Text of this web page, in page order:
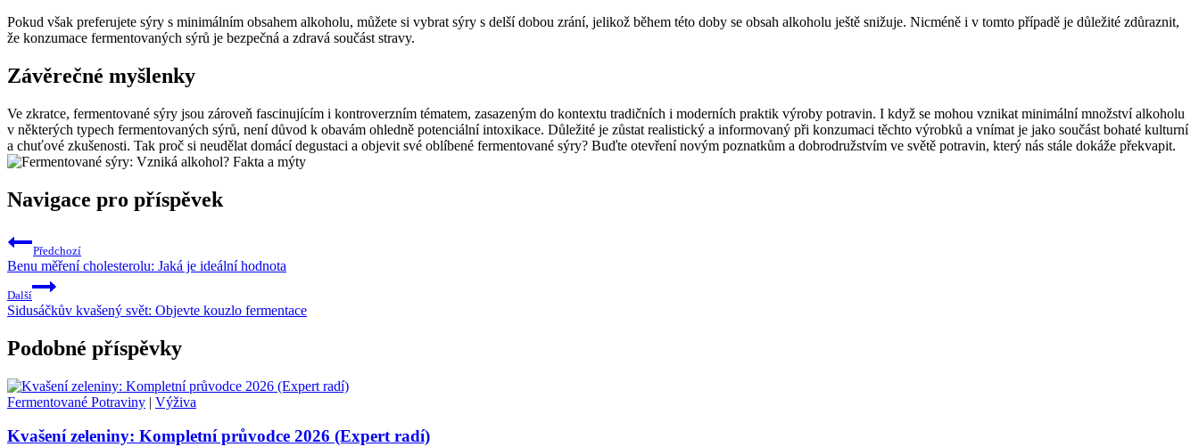
Pokud však preferujete sýry s minimálním obsahem alkoholu, můžete si vybrat sýry s delší dobou zrání, jelikož během této doby se obsah alkoholu ještě snižuje. Nicméně i v tomto případě je důležité zdůraznit,
že konzumace fermentovaných sýrů je bezpečná a zdravá součást stravy.
Závěrečné myšlenky
Ve zkratce, fermentované sýry jsou zároveň fascinujícím i kontroverzním tématem, zasazeným do kontextu tradičních i moderních praktik výroby potravin. I když se mohou vznikat minimální množství alkoholu
v některých typech fermentovaných sýrů, není důvod k obavám ohledně potenciální intoxikace. Důležité je zůstat realistický a informovaný při konzumaci těchto výrobků a vnímat je jako součást bohaté kulturní
a chuťové zkušenosti. Tak proč si neudělat domácí degustaci a objevit své oblíbené fermentované sýry? Buďte otevření novým poznatkům a dobrodružstvím ve světě potravin, který nás stále dokáže překvapit.
Navigace pro příspěvek
Předchozí
Benu měření cholesterolu: Jaká je ideální hodnota
Další
Sidusáčkův kvašený svět: Objevte kouzlo fermentace
Podobné příspěvky
Fermentované Potraviny | Výživa
Kvašení zeleniny: Kompletní průvodce 2026 (Expert radí)